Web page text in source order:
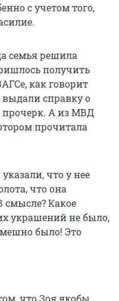
с учетом того,
семья решила
получить
как говорит
выдали справку о
прочерк. А из МВД
прочитала
что у нее
что она
смысле? Какое
украшений не было,
было! Это
что Зоя якобы